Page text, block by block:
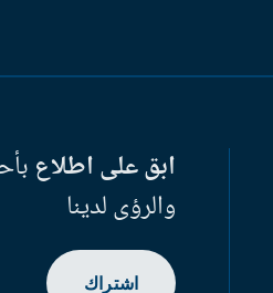
ابق على اطلاع
والرؤى لدينا
اشتراك